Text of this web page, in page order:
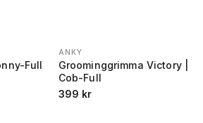
Full
ANKY
Groominggrimma Victory |
Cob-Full
399 kr